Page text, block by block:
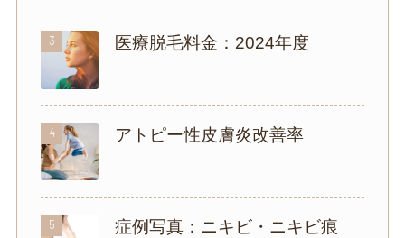
3 医療脱毛料金：2024年度
4 アトピー性皮膚炎改善率
5 症例写真：ニキビ・ニキビ痕